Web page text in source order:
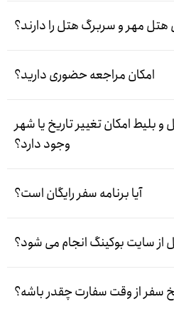
هتل مهر و سربرگ هتل را دارند؟
امکان مراجعه حضوری دارید؟
و بلیط امکان تغییر تاریخ یا شهر
وجود دارد؟
آیا برنامه سفر رایگان است؟
از سایت بوکینگ انجام می شود؟
سفر از وقت سفارت چقدر باشه؟